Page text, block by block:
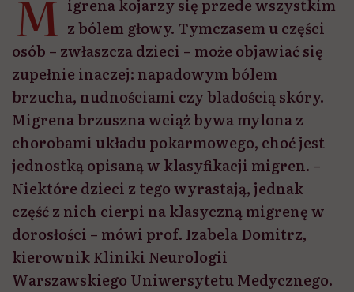
M igrena kojarzy się przede wszystkim
z bólem głowy. Tymczasem u części
osób – zwłaszcza dzieci – może objawiać się
zupełnie inaczej: napadowym bólem
brzucha, nudnościami czy bladością skóry.
Migrena brzuszna wciąż bywa mylona z
chorobami układu pokarmowego, choć jest
jednostką opisaną w klasyfikacji migren. –
Niektóre dzieci z tego wyrastają, jednak
część z nich cierpi na klasyczną migrenę w
dorosłości – mówi prof. Izabela Domitrz,
kierownik Kliniki Neurologii
Warszawskiego Uniwersytetu Medycznego.